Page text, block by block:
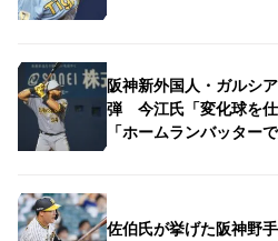
阪神新外国人・ガルシ
弾 今江氏「変化球を仕
「ホームランバッター
佐伯氏が挙げた阪神野